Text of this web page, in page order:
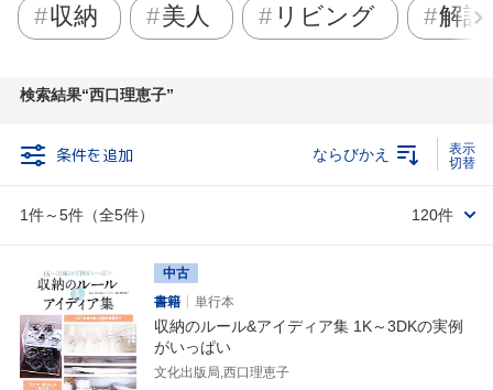
収納 美人 リビング 解説
検索結果 西口理恵子
条件を追加
1件～5件（全5件）
ならびかえ
120件
中古
書籍
単行本
収納のルール&アイディア集 1K～3DKの実例
がいっぱい
文化出版局,西口理恵子